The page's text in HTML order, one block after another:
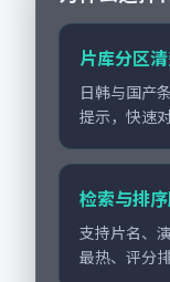
片库分区
日韩与国产
提示，快速
检索与排
支持片名、
最热、评分